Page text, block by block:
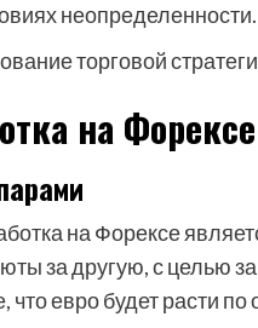
неопределенности.
торговой
на Форексе
на Форексе
за другую, с целью
что евро будет расти